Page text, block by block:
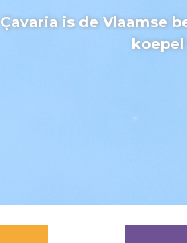
Çavaria is de Vlaamse